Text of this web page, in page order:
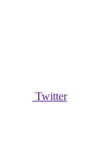
Twitter